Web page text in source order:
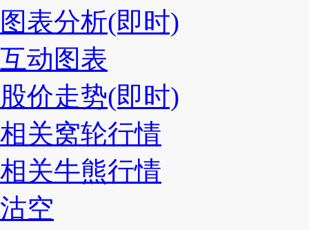
图表分析(即时)
互动图表
股价走势(即时)
相关窝轮行情
相关牛熊行情
沽空